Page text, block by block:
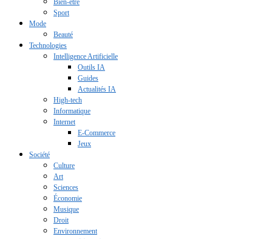
Bien-être
Sport
Mode
Beauté
Technologies
Intelligence Artificielle
Outils IA
Guides
Actualités IA
High-tech
Informatique
Internet
E-Commerce
Jeux
Société
Culture
Art
Sciences
Économie
Musique
Droit
Environnement